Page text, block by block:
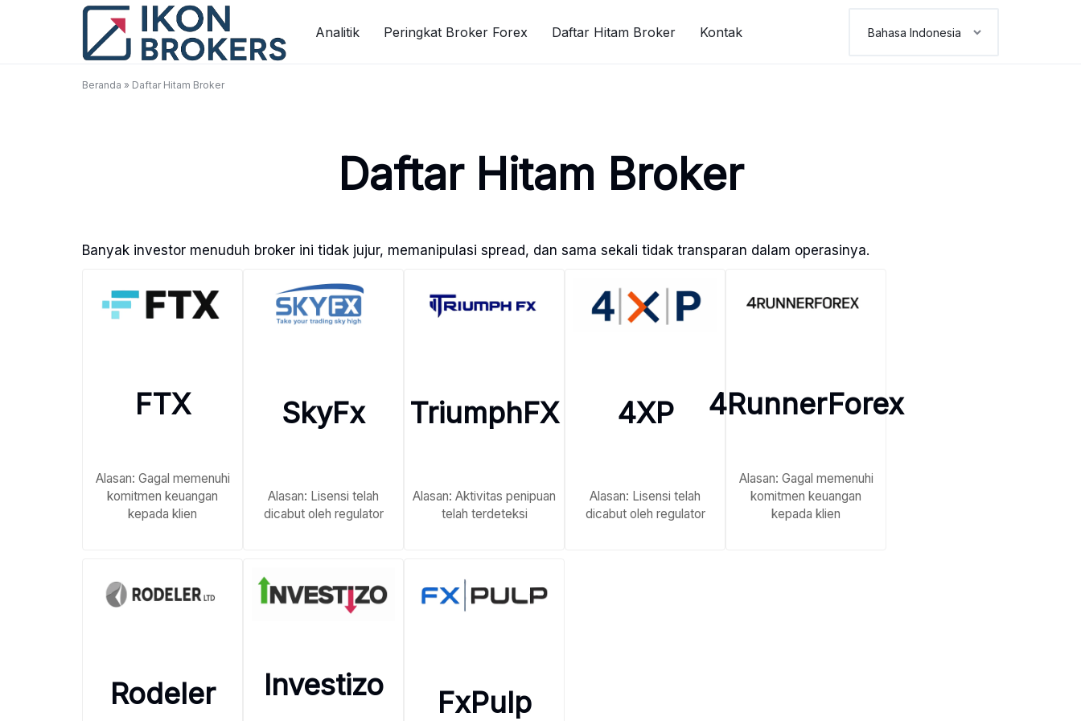
Analitik Peringkat Broker Forex Daftar Hitam Broker Kontak
Beranda » Daftar Hitam Broker
Daftar Hitam Broker
Banyak investor menuduh broker ini tidak jujur, memanipulasi spread, dan sama sekali tidak transparan dalam operasinya.
FTX
Alasan: Gagal memenuhi
komitmen keuangan
kepada klien
SkyFx
Alasan: Lisensi telah
dicabut oleh regulator
TriumphFX
Alasan: Aktivitas penipuan
telah terdeteksi
4XP
Alasan: Lisensi telah
dicabut oleh regulator
4RunnerForex
Alasan: Gagal memenuhi
komitmen keuangan
kepada klien
Rodeler Investizo FxPulp